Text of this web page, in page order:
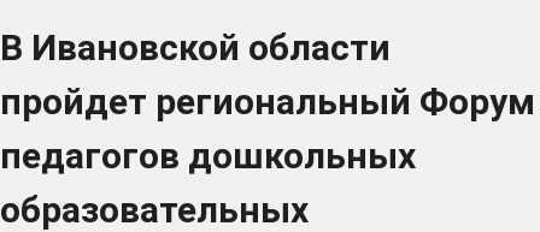
В Ивановской области
пройдет региональный Форум
педагогов дошкольных
образовательных